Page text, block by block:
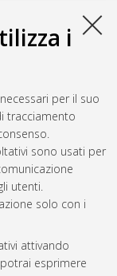
i
per il suo
tracciamento
sono usati per
utenti.
solo con i
attivando
esprimere
Economics
Studiorum
6 20:38:48 2026